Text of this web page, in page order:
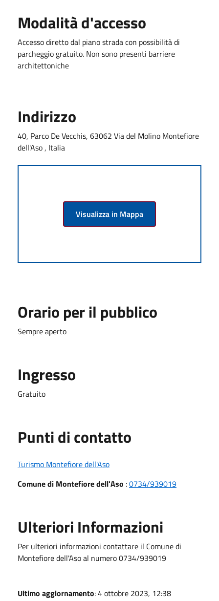
Modalità d'accesso
Accesso diretto dal piano strada con possibilità di
parcheggio gratuito. Non sono presenti barriere
architettoniche
Indirizzo
40, Parco De Vecchis, 63062 Via del Molino Montefiore
dell'Aso , Italia
Visualizza in Mappa
Orario per il pubblico
Sempre aperto
Ingresso
Gratuito
Punti di contatto
Turismo Montefiore dell'Aso
Comune di Montefiore dell'Aso :0734/939019
Ulteriori Informazioni
Per ulteriori informazioni contattare il Comune di
Montefiore dell'Aso al numero 0734/939019
Ultimo aggiornamento: 4 ottobre 2023, 12:38